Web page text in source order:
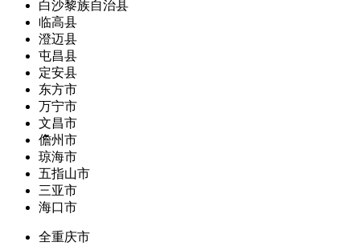
白沙黎族自治县
临高县
澄迈县
屯昌县
定安县
东方市
万宁市
文昌市
儋州市
琼海市
五指山市
三亚市
海口市
全重庆市